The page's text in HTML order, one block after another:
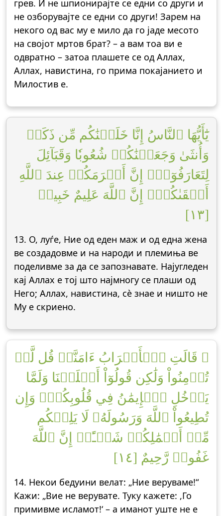
грев. И не шпионирајте се едни со други и
не озборувајте се едни со други! Зарем на
некого од вас му е мило да го јаде месото
на својот мртов брат? – а вам тоа ви е
одвратно – затоа плашете се од Аллах,
Аллах, навистина, го прима покајанието и
Милостив е.
يَٰٓأَيُّهَا ٱلنَّاسُ إِنَّا خَلَقۡنَٰكُم مِّن ذَكَرٖ
وَأُنثَىٰ وَجَعَلۡنَٰكُمۡ شُعُوبٗا وَقَبَآئِلَ
لِتَعَارَفُوٓاْۚ إِنَّ أَكۡرَمَكُمۡ عِندَ ٱللَّهِ
أَتۡقَىٰكُمۡۚ إِنَّ ٱللَّهَ عَلِيمٌ خَبِيرٞ
[١٣]
13. О, луѓе, Ние од еден маж и од една жена
ве создадовме и на народи и племиња ве
поделивме за да се запознавате. Најугледен
кај Аллах е тој што најмногу се плаши од
Него; Аллах, навистина, сè знае и ништо не
Му е скриено.
۞ قَالَتِ ٱلۡأَعۡرَابُ ءَامَنَّاۖ قُل لَّمۡ
تُؤۡمِنُواْ وَلَٰكِن قُولُوٓاْ أَسۡلَمۡنَا وَلَمَّا
يَدۡخُلِ ٱلۡإِيمَٰنُ فِي قُلُوبِكُمۡۖ وَإِن
تُطِيعُواْ ٱللَّهَ وَرَسُولَهُۥ لَا يَلِتۡكُم
مِّنۡ أَعۡمَٰلِكُمۡ شَيۡـًٔاۚ إِنَّ ٱللَّهَ
غَفُورٞ رَّحِيمٌ [١٤]
14. Некои бедуини велат: „Ние веруваме!“
Кажи: „Вие не верувате. Туку кажете: ,Го
примивме исламот!‘ – а иманот уште не е